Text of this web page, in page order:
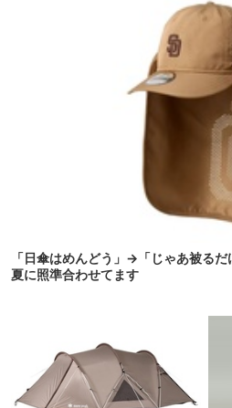
「日傘はめんどう」→「じゃあ被る
夏に照準合わせてます